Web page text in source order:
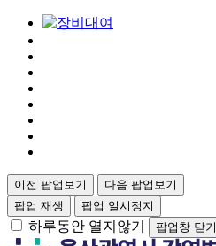
이전 팝업보기
다음 팝업보기
팝업 재생
팝업 일시정지
하루동안 열지않기 팝업창 닫기